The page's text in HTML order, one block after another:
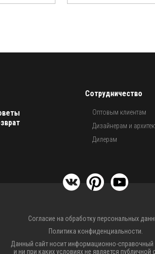
Сотрудничество
Оптовым клиентам
Дизайнерам и
Дилерам
Согласие на обработку персональных
Политика конфиденциальности.
Данный сайт носит информационно-справочный
и ни при каких условиях не является публичной